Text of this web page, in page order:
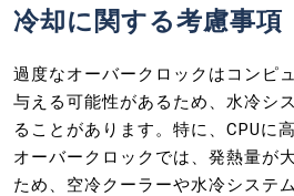
冷却に関する考慮事項
過度なオーバークロックはコンピ
与える可能性があるため、水冷シ
ることがあります。特に、CPUに
オーバークロックでは、発熱量が
ため、空冷クーラーや水冷システ